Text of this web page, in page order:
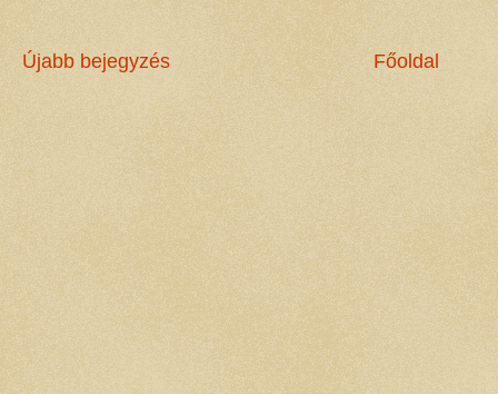
Újabb bejegyzés Főoldal